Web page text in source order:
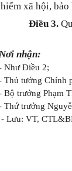
hiểm xã hội,
Điều 3.
nhận:
Như Điều 2;
Thủ tướng Chính
Bộ trưởng Phạm
Thứ trưởng
- Lưu: VT,